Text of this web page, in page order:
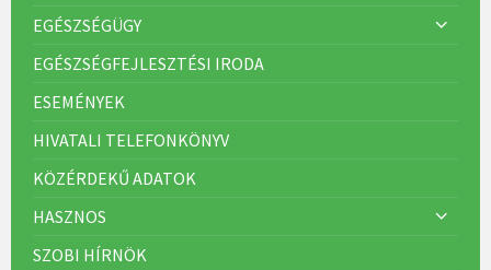
EGÉSZSÉGÜGY
EGÉSZSÉGFEJLESZTÉSI IRODA
ESEMÉNYEK
HIVATALI TELEFONKÖNYV
KÖZÉRDEKŰ ADATOK
HASZNOS
SZOBI HÍRNÖK